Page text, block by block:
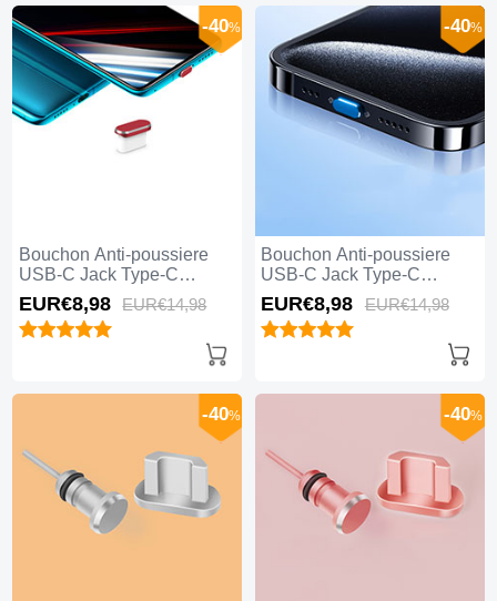
Bouchon Anti-poussiere
USB-C Jack Type-C
Universel H02 Rouge
-40%
EUR€8,98 EUR€14,98
Bouchon Anti-poussiere
USB-C Jack Type-C
Universel H01 Bleu
-40%
EUR€8,98 EUR€14,98
-40% -40%